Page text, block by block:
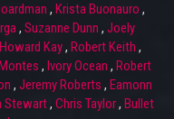
, Krista Buonauro ,
, Suzanne Dunn , Joely
Howard Kay, Robert Keith ,
, Ivory Ocean , Robert
, Jeremy Roberts , Eamonn
Stewart, Chris Taylor, Bullet